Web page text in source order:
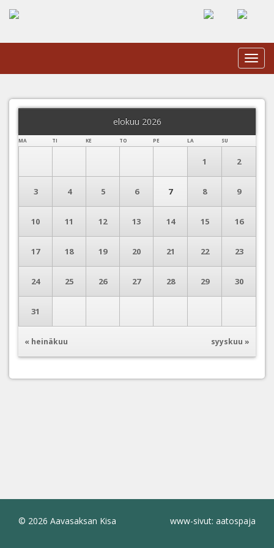
elokuu 2026
MA TI KE TO PE LA SU
1 2
3 4 5 6 7 8 9
10 11 12 13 14 15 16
17 18 19 20 21 22 23
24 25 26 27 28 29 30
31
« heinäkuu syyskuu »
© 2026 Aavasaksan Kisa www-sivut: aatospaja